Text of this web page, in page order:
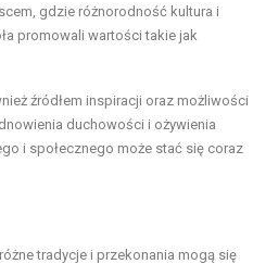
gdzie różnorodność kultura i
promowali wartości takie jak
źródłem inspiracji oraz możliwości
duchowości i ożywienia
i społecznego może stać się coraz
tradycje i przekonania mogą się